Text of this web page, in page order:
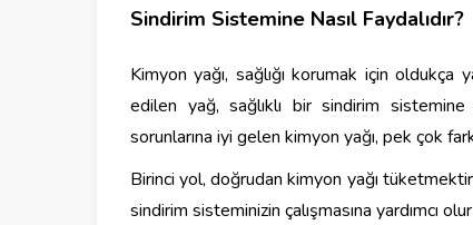
Sindirim Sistemine Nasıl Faydalıdır?
Kimyon yağı, sağlığı korumak için oldukça
edilen yağ, sağlıklı bir sindirim
sorunlarına iyi gelen kimyon yağı, pek çok
Birinci yol, doğrudan kimyon yağı
sindirim sisteminizin çalışmasına yardımcı